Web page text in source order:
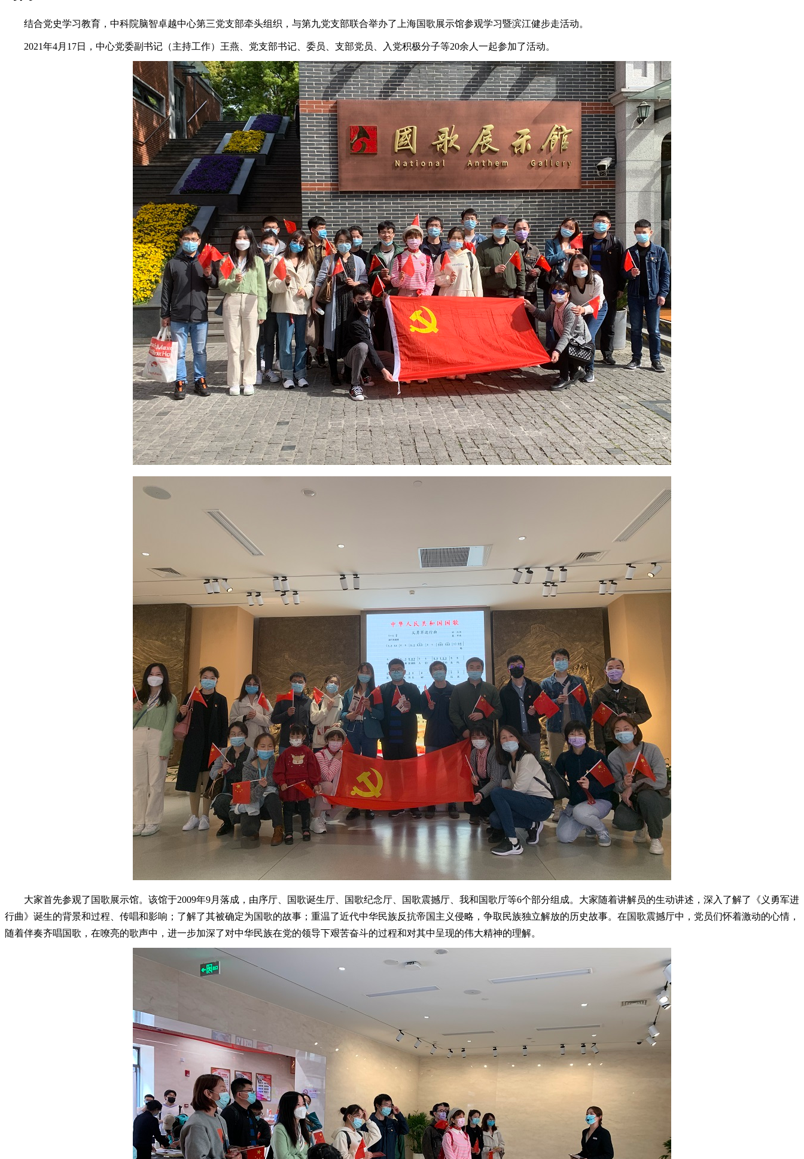
结合党史学习教育，中科院脑智卓越中心第三党支部牵头组织，与第九党支部联合举办了上海国歌展示馆参观学习暨滨江健步走活动。
2021年4月17日，中心党委副书记（主持工作）王燕、党支部书记、委员、支部党员、入党积极分子等20余人一起参加了活动。
大家首先参观了国歌展示馆。该馆于2009年9月落成，由序厅、国歌诞生厅、国歌纪念厅、国歌震撼厅、我和国歌厅等6个部分组成。大家随着讲解员的生动讲述，深入了解了《义勇军进
行曲》诞生的背景和过程、传唱和影响；了解了其被确定为国歌的故事；重温了近代中华民族反抗帝国主义侵略，争取民族独立解放的历史故事。在国歌震撼厅中，党员们怀着激动的心情，
随着伴奏齐唱国歌，在嘹亮的歌声中，进一步加深了对中华民族在党的领导下艰苦奋斗的过程和对其中呈现的伟大精神的理解。